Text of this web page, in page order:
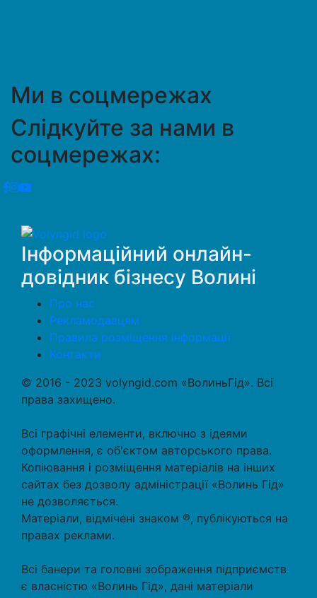
Ми в соцмережах
Слідкуйте за нами в
соцмережах:
Інформаційний онлайн-
довідник бізнесу Волині
Про нас
Рекламодавцям
Правила розміщення інформації
Контакти
© 2016 - 2023 volyngid.com «ВолиньГід». Всі
права захищено.
Всі графічні елементи, включно з ідеями
оформлення, є об'єктом авторського права.
Копіювання і розміщення матеріалів на інших
сайтах без дозволу адміністрації «Волинь Гід»
не дозволяється.
Матеріали, відмічені знаком ℗, публікуються на
правах реклами.
Всі банери та головні зображення підприємств
є власністю «Волинь Гід», дані матеріали